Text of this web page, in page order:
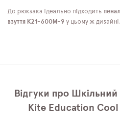
До рюкзака ідеально підходить
взуття K21-600M-9 у цьому ж дизайні.
Відгуки про
Kite Education